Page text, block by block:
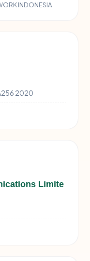
INDONESIA
2020
Limite